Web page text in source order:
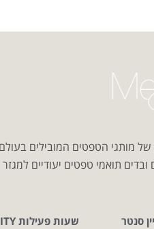
מותגי הטפטים המובילים
תואמי טפטים יעודיים למגזר
סנטר שעות פעילות DCITY